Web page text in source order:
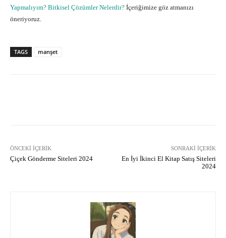
Yapmalıyım? Bitkisel Çözümler Nelerdir? İçeriğimize göz atmanızı
öneriyoruz.
TAGS manşet
ÖNCEKI İÇERIK
Çiçek Gönderme Siteleri 2024
SONRAKI İÇERIK
En İyi İkinci El Kitap Satış Siteleri
2024